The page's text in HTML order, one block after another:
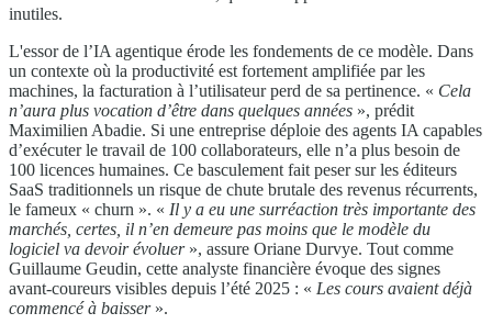
inutiles.
L'essor de l’IA agentique érode les fondements de ce modèle. Dans
un contexte où la productivité est fortement amplifiée par les
machines, la facturation à l’utilisateur perd de sa pertinence. « Cela
n’aura plus vocation d’être dans quelques années », prédit
Maximilien Abadie. Si une entreprise déploie des agents IA capables
d’exécuter le travail de 100 collaborateurs, elle n’a plus besoin de
100 licences humaines. Ce basculement fait peser sur les éditeurs
SaaS traditionnels un risque de chute brutale des revenus récurrents,
le fameux « churn ». « Il y a eu une surréaction très importante des
marchés, certes, il n’en demeure pas moins que le modèle du
logiciel va devoir évoluer », assure Oriane Durvye. Tout comme
Guillaume Geudin, cette analyste financière évoque des signes
avant-coureurs visibles depuis l’été 2025 : « Les cours avaient déjà
commencé à baisser».